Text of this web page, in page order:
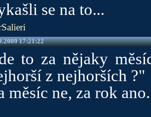
se na to...
17:21:22
to za nějaky
z nejhorších ?"
měsíc ne, za rok ano.